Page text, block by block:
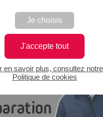
Je choisis
J'accepte tout
en savoir plus, consultez notre
Politique de cookies